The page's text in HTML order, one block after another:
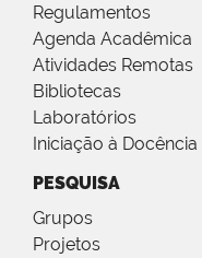
Regulamentos
Agenda Acadêmica
Atividades Remotas
Bibliotecas
Laboratórios
Iniciação à Docência
PESQUISA
Grupos
Projetos